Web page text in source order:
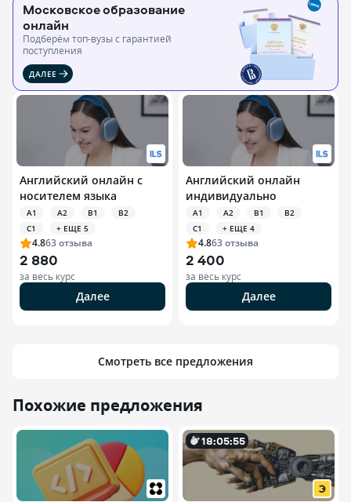
Московское образование
онлайн
Подберём топ-вузы c гарантией
поступления
ДАЛЕЕ
Английский онлайн с
носителем языка
A1 A2 B1
B2
C1
+ ЕЩЕ 5
4.863отзыва
2 880
за весь курс
Далее
Английский онлайн
индивидуально
A1 A2 B1
B2
C1
+ ЕЩЕ 4
4.863отзыва
2 400
за весь курс
Далее
Смотреть все предложения
Похожие предложения
18:05:54